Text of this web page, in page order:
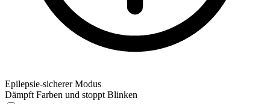
Epilepsie-sicherer Modus
Dämpft Farben und stoppt Blinken